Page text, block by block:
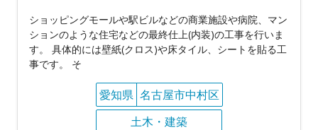
ショッピングモールや駅ビルなどの商業施設や病院、マン
ションのような住宅などの最終仕上(内装)の工事を行いま
す。 具体的には壁紙(クロス)や床タイル、シートを貼る工
事です。 そ
愛知県 名古屋市中村区
土木・建築